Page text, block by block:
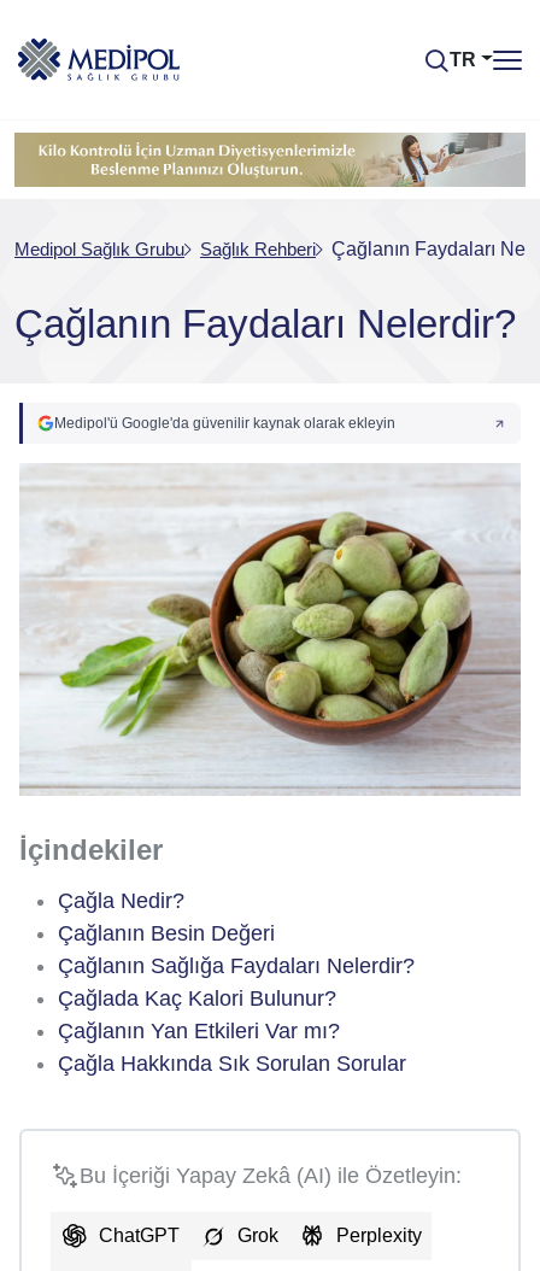
TR
Medipol Sağlık Grubu Sağlık Rehberi Çağlanın Faydaları
Çağlanın Faydaları Nelerdir?
Medipol'ü Google'da güvenilir kaynak olarak ekleyin
İçindekiler
Çağla Nedir?
Çağlanın Besin Değeri
Çağlanın Sağlığa Faydaları Nelerdir?
Çağlada Kaç Kalori Bulunur?
Çağlanın Yan Etkileri Var mı?
Çağla Hakkında Sık Sorulan Sorular
Bu İçeriği Yapay Zekâ (AI) ile Özetleyin:
ChatGPT Grok Perplexity